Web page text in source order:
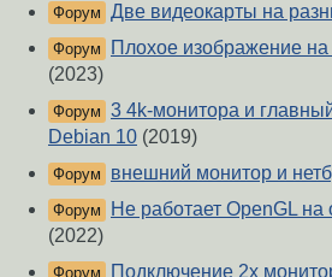
Форум Две видеокарты на
Форум
Плохое изображение
(2023)
Форум 3 4k-монитора и
Debian 10 (2019)
Форум внешний монитор и
Форум
Не работает OpenGL
(2022)
Форум Подключение 2х